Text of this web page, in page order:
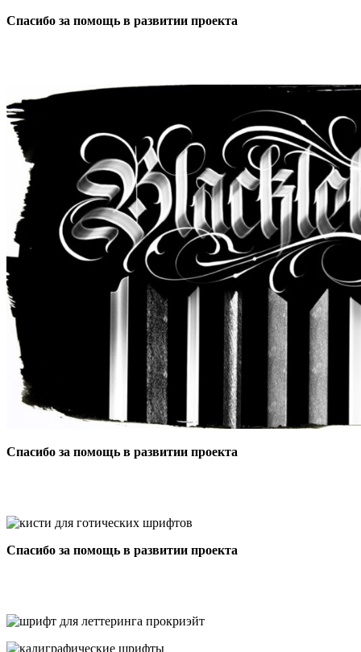
Спасибо за помощь в развитии проекта
Спасибо за помощь в развитии проекта
Спасибо за помощь в развитии проекта